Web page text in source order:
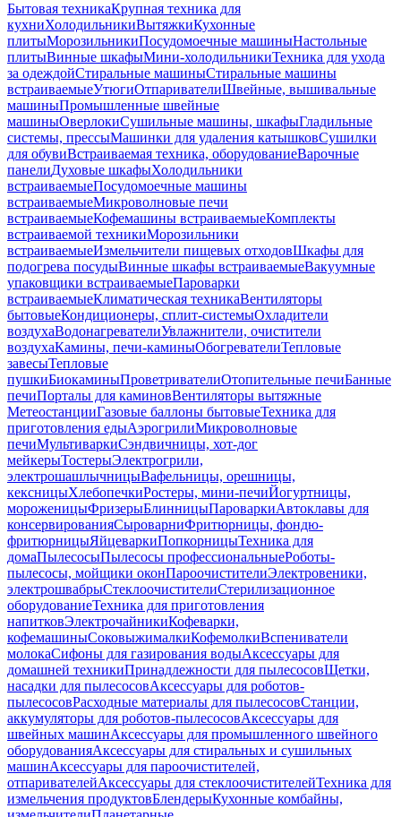
Бытовая техникаКрупная техника для
кухниХолодильникиВытяжкиКухонные
плитыМорозильникиПосудомоечные машиныНастольные
плитыВинные шкафыМини-холодильникиТехника для ухода
за одеждойСтиральные машиныСтиральные машины
встраиваемыеУтюгиОтпаривателиШвейные, вышивальные
машиныПромышленные швейные
машиныОверлокиСушильные машины, шкафыГладильные
системы, прессыМашинки для удаления катышковСушилки
для обувиВстраиваемая техника, оборудованиеВарочные
панелиДуховые шкафыХолодильники
встраиваемыеПосудомоечные машины
встраиваемыеМикроволновые печи
встраиваемыеКофемашины встраиваемыеКомплекты
встраиваемой техникиМорозильники
встраиваемыеИзмельчители пищевых отходовШкафы для
подогрева посудыВинные шкафы встраиваемыеВакуумные
упаковщики встраиваемыеПароварки
встраиваемыеКлиматическая техникаВентиляторы
бытовыеКондиционеры, сплит-системыОхладители
воздухаВодонагревателиУвлажнители, очистители
воздухаКамины, печи-каминыОбогревателиТепловые
завесыТепловые
пушкиБиокаминыПроветривателиОтопительные печиБанные
печиПорталы для каминовВентиляторы вытяжные
МетеостанцииГазовые баллоны бытовыеТехника для
приготовления едыАэрогрилиМикроволновые
печиМультиваркиСэндвичницы, хот-дог
мейкерыТостерыЭлектрогрили,
электрошашлычницыВафельницы, орешницы,
кексницыХлебопечкиРостеры, мини-печиЙогуртницы,
мороженицыФризерыБлинницыПароваркиАвтоклавы для
консервированияСыроварниФритюрницы, фондю-
фритюрницыЯйцеваркиПопкорницыТехника для
домаПылесосыПылесосы профессиональныеРоботы-
пылесосы, мойщики оконПароочистителиЭлектровеники,
электрошвабрыСтеклоочистителиСтерилизационное
оборудованиеТехника для приготовления
напитковЭлектрочайникиКофеварки,
кофемашиныСоковыжималкиКофемолкиВспениватели
молокаСифоны для газирования водыАксессуары для
домашней техникиПринадлежности для пылесосовЩетки,
насадки для пылесосовАксессуары для роботов-
пылесосовРасходные материалы для пылесосовСтанции,
аккумуляторы для роботов-пылесосовАксессуары для
швейных машинАксессуары для промышленного швейного
оборудованияАксессуары для стиральных и сушильных
машинАксессуары для пароочистителей,
отпаривателейАксессуары для стеклоочистителейТехника для
измельчения продуктовБлендерыКухонные комбайны,